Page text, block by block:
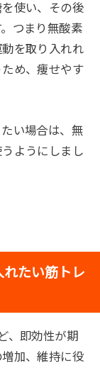
使い、その後
つまり無酸素
を取り入れれ
め、痩せやす
い場合は、無
ようにしまし
たい筋トレ
、即効性が期
加、維持に役